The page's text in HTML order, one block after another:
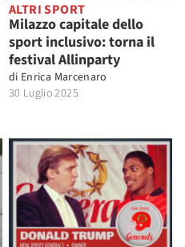
ALTRI SPORT
Milazzo capitale dello
sport inclusivo: torna il
festival Allinparty
di Enrica Marcenaro
30 Luglio 2025